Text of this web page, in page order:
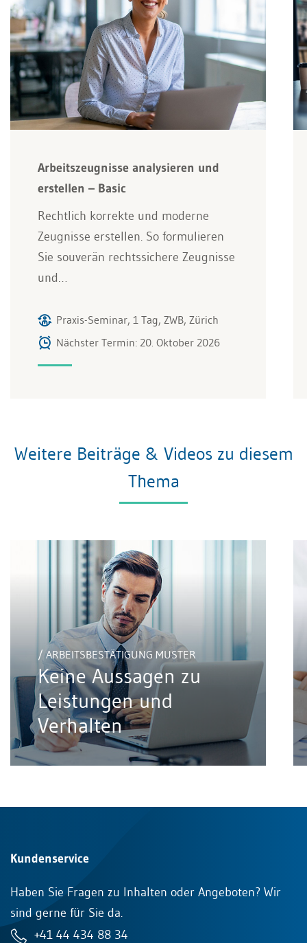
Arbeitszeugnisse analysieren und
erstellen – Basic
Rechtlich korrekte und moderne
Zeugnisse erstellen. So formulieren
Sie souverän rechtssichere Zeugnisse
und…
Praxis-Seminar, 1 Tag, ZWB, Zürich
Nächster Termin: 20. Oktober 2026
Weitere Beiträge & Videos zu diesem
Thema
/ ARBEITSBESTÄTIGUNG MUSTER
Keine Aussagen zu
Leistungen und
Verhalten
Kundenservice
Haben Sie Fragen zu Inhalten oder Angeboten? Wir
sind gerne für Sie da.
+41 44 434 88 34